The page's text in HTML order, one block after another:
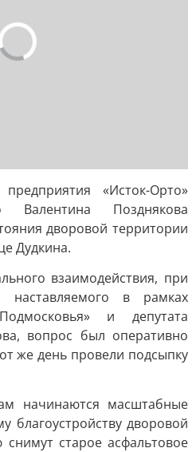
«Исток-Орто»
Валентина Позднякова
дворовой территории
Дудкина.
взаимодействия, при
наставляемого в рамках
и депутата
вопрос был оперативно
же день провели подсыпку
начинаются масштабные
благоустройству дворовой
старое асфальтовое